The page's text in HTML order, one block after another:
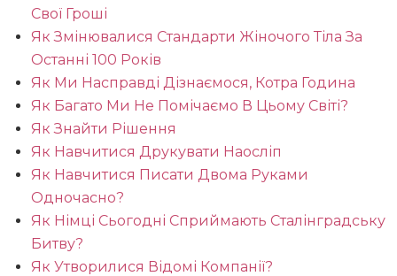
Свої Гроші
Як Змінювалися Стандарти Жіночого Тіла За
Останні 100 Років
Як Ми Насправді Дізнаємося, Котра Година
Як Багато Ми Не Помічаємо В Цьому Світі?
Як Знайти Рішення
Як Навчитися Друкувати Наосліп
Як Навчитися Писати Двома Руками
Одночасно?
Як Німці Сьогодні Сприймають Сталінградську
Битву?
Як Утворилися Відомі Компанії?